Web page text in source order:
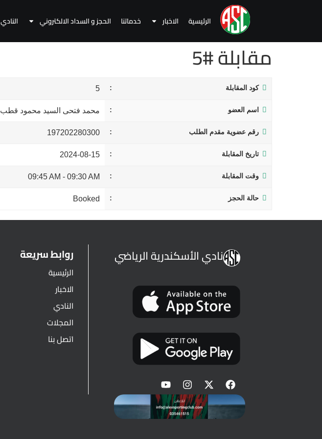
الرئيسية الاخبار خدماتنا الحجز و السداد الالكتروني النادي
مقابلة #5
كود المقابلة 5
اسم العضو محمد فتحى السيد محمود قطب
رقم عضوية مقدم الطلب 197202280300
تاريخ المقابلة 2024-08-15
وقت المقابلة 09:30 AM
-
09:45 AM
حالة الحجز Booked
نادي الأسكندرية الرياضي روابط سريعة
الرئيسية
الاخبار
النادي
المجلات
اتصل بنا